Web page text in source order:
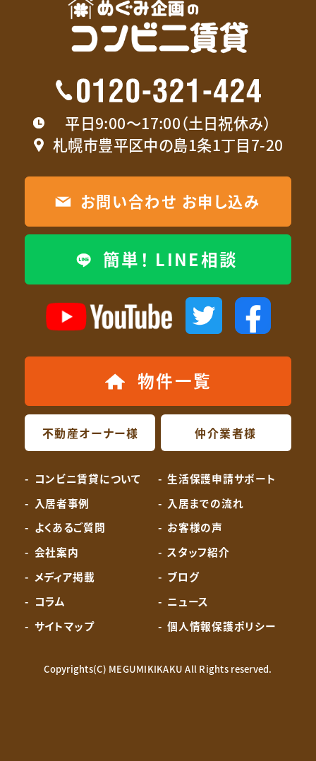
平日9:00〜17:00（土日祝休み）
札幌市豊平区中の島1条1丁目7-20
お問い合わせ お申し込み
簡単！ LINE相談
物件一覧
不動産オーナー様 仲介業者様
コンビニ賃貸について
生活保護申請サポート
入居者事例
入居までの流れ
よくあるご質問
お客様の声
会社案内
スタッフ紹介
メディア掲載
ブログ
コラム
ニュース
サイトマップ
個人情報保護ポリシー
Copyrights(C) MEGUMIKIKAKU All Rights reserved.